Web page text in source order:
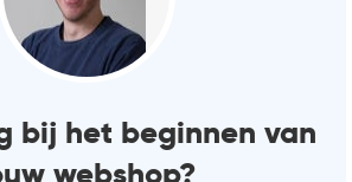
bij het beginnen van